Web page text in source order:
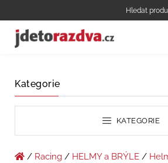
Kategorie
KATEGORIE
/ Racing / HELMY a BRÝLE /